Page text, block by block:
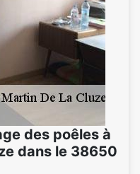
des poêles à
dans le 38650